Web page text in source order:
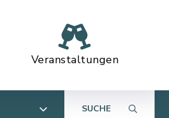
Veranstaltungen
SUCHE